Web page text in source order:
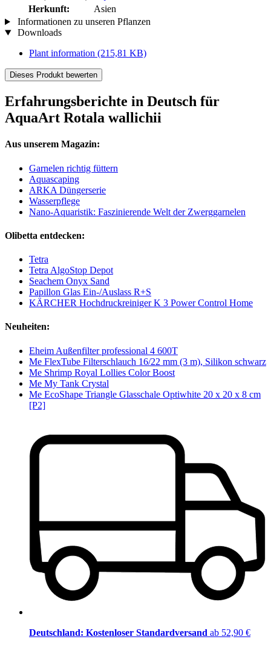
Herkunft:
Asien
Informationen zu unseren Pflanzen
Downloads
Plant information (215,81 KB)
Dieses Produkt bewerten
Erfahrungsberichte in Deutsch für
AquaArt Rotala wallichii
Aus unserem Magazin:
Garnelen richtig füttern
Aquascaping
ARKA Düngerserie
Wasserpflege
Nano-Aquaristik: Faszinierende Welt der Zwerggarnelen
Olibetta entdecken:
Tetra
Tetra AlgoStop Depot
Seachem Onyx Sand
Papillon Glas Ein-/Auslass R+S
KÄRCHER Hochdruckreiniger K 3 Power Control Home
Neuheiten:
Eheim Außenfilter professional 4 600T
Me FlexTube Filterschlauch 16/22 mm (3 m), Silikon schwarz
Me Shrimp Royal Lollies Color Boost
Me My Tank Crystal
Me EcoShape Triangle Glasschale Optiwhite 20 x 20 x 8 cm
[P2]
Deutschland: Kostenloser Standardversand ab 52,90 €